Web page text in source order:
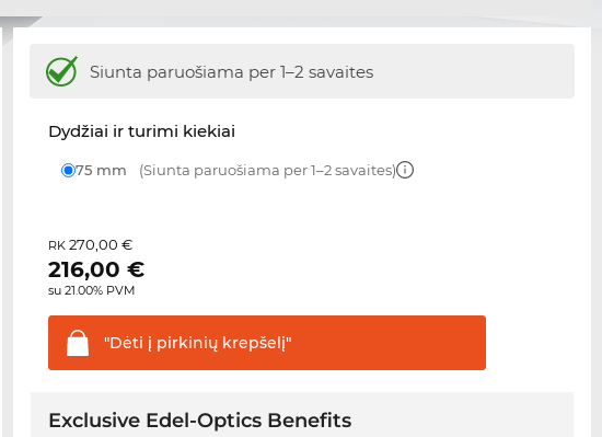
Siunta paruošiama per 1–2 savaites
Dydžiai ir turimi kiekiai
75 mm (Siunta paruošiama per 1–2 savaites)
RK270,00 €
216,00 €
su 21.00% PVM
"Dėti į pirkinių krepšelį"
Exclusive Edel-Optics Benefits